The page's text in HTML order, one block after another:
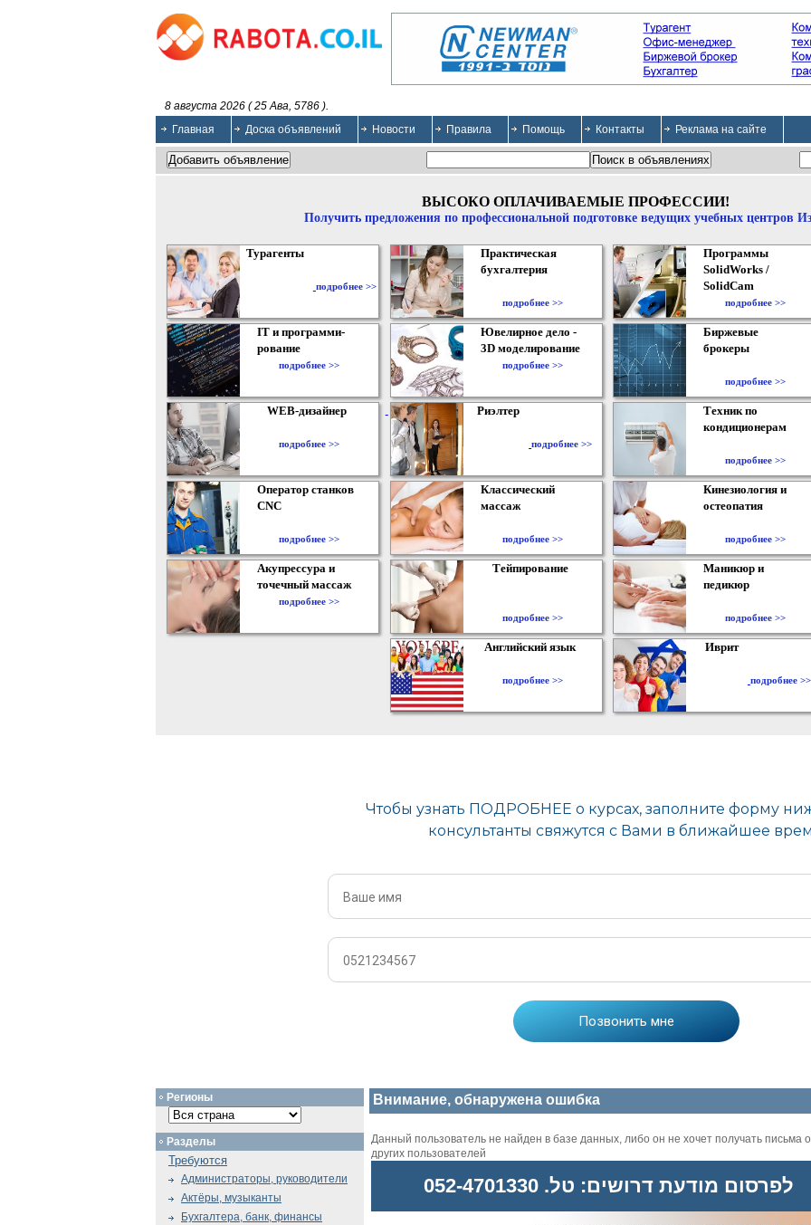
8 августа 2026 ( 25 Ава, 5786 ).
Главная
Доска объявлений Новости Правила Помощь Контакты Реклама на сайте
ВЫСОКО ОПЛАЧИВАЕМЫЕ ПРОФЕССИИ!
Получить предложения по профессиональной подготовке ведущих учебных центров
Турагенты
подробнее >>
Практическая
бухгалтерия
подробнее >>
Программы
SolidWorks /
SolidCam
подробнее >>
IT и программи-
рование
подробнее >>
Ювелирное дело -
3D моделирование
подробнее >>
Биржевые
брокеры
подробнее >>
WEB-дизайнер
подробнее >>
Риэлтер
подробнее >>
Техник по
кондиционерам
подробнее >>
Оператор станков
CNC
подробнее >>
Классический
массаж
подробнее >>
Кинезиология и
остеопатия
подробнее >>
Акупрессура и
точечный массаж
подробнее >>
Тейпирование
подробнее >>
Маникюр и
педикюр
подробнее >>
Английский язык
подробнее >>
Иврит
подробнее >>
Внимание, обнаружена ошибка
Данный пользователь не найден в базе данных, либо он не хочет получать письма
других пользователей
לפרסום מודעת דרושים: טל. 052-4701330
Регионы
Разделы
Требуются
Администраторы, руководители
Актёры, музыканты
Бухгалтера, банк, финансы